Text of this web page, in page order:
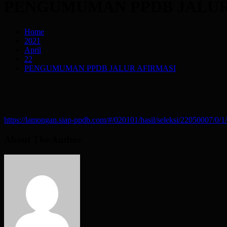
Home
2021
April
22
PENGUMUMAN PPDB JALUR AFIRMASI
https://lamongan.siap-ppdb.com/#/020101/hasil/seleksi/22050007/0/